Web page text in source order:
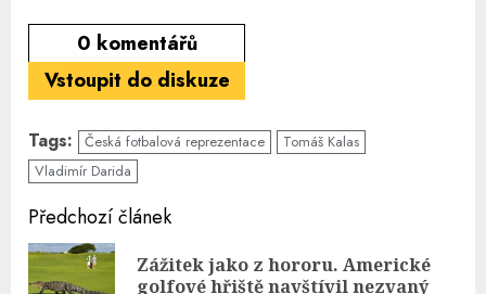
0 komentářů
Vstoupit do diskuze
Tags: Česká fotbalová reprezentace
Tomáš Kalas
Vladimír Darida
Continue
Reading
Předchozí článek
Zážitek jako z hororu. Americké
golfové hřiště navštívil nezvaný